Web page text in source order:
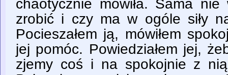
chaotycznie mówiła. Sama
zrobić i czy ma w ogóle siły
Pocieszałem ją, mówiłem
jej pomóc. Powiedziałem jej,
zjemy coś i na spokojnie z